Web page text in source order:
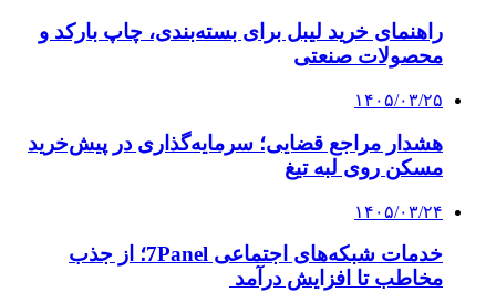
راهنمای خرید لیبل برای بسته‌بندی، چاپ بارکد و
محصولات صنعتی
۱۴۰۵/۰۳/۲۵
هشدار مراجع قضایی؛ سرمایه‌گذاری در پیش‌خرید
مسکن روی لبه تیغ
۱۴۰۵/۰۳/۲۴
خدمات شبکه‌های اجتماعی 7Panel؛ از جذب
مخاطب تا افزایش درآمد